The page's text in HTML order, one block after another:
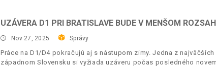
UZÁVERA D1 PRI BRATISLAVE BUDE V MENŠOM
Nov 27, 2025 Správy
Práce na D1/D4 pokračujú aj s nástupom zimy. Jedna z
západnom Slovensku si vyžiada uzáveru počas posledného